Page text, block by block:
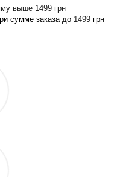
выше 1499 грн
сумме заказа до 1499 грн